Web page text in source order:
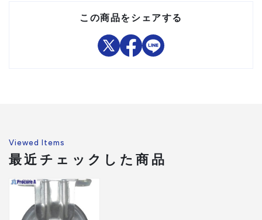
注意事項この商品をシェアする
Viewed Items
最近チェックした商品